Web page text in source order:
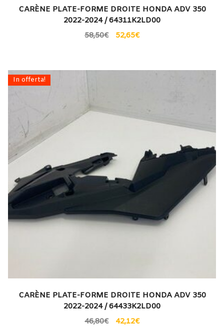
CARÈNE PLATE-FORME DROITE HONDA ADV 350
2022-2024 / 64311K2LD00
58,50€ 52,65€
In offerta!
CARÈNE PLATE-FORME DROITE HONDA ADV 350
2022-2024 / 64433K2LD00
46,80€ 42,12€